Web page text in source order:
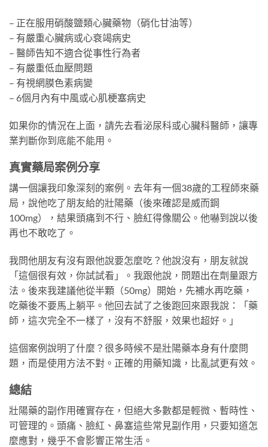
– 正在服用硝酸鹽類心臟藥物（硝化甘油等）
– 有嚴重心臟病或心衰竭病史
– 醫師告知不適合從事性行為者
– 有嚴重低血壓問題
– 有視網膜色素病變
– 6個月內有中風或心肌梗塞病史
如果你的情況在上面，請先去看泌尿科或心臟科醫師，讓專
業判斷你到底能不能用。
真實藥局案例分享
講一個讓我印象深刻的案例。去年有一個38歲的工程師來藥
局，說他吃了朋友給的壯陽藥（後來確認是威而鋼
100mg），結果頭痛到不行、臉紅得像關公。他嚇到說以後
再也不敢吃了。
我問他朋友有沒有跟他說要怎麼吃？他說沒有，朋友就說
「這個很有效，你試試看」。我跟他說，問題出在劑量跟方
法。後來我建議他從半顆（50mg）開始，先補水再吃藥，
吃藥後不要馬上躺平。他回去試了之後跑回來跟我說：「藥
師，這次完全不一樣了，沒有不舒服，效果也超好。」
這個案例說明了什麼？很多時候不是壯陽藥本身有什麼問
題，而是使用方法不對。正確的用藥知識，比亂試更有效。
總結
壯陽藥的副作用確實存在，但絕大多數都是輕微、暫時性、
可管理的。頭痛、臉紅、鼻塞這些常見副作用，只要知道怎
麼應對，幾乎不會影響正常生活。